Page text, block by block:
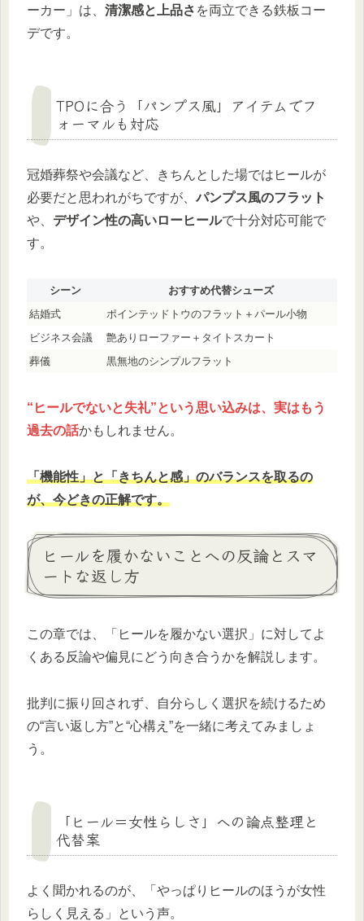
ーカー」は、 清潔感と上品さ を両立できる鉄板コー
デです。
TPOに合う「パンプス風」アイテムでフ
ォーマルも対応
冠婚葬祭や会議など、きちんとした場ではヒールが
必要だと思われがちですが、 パンプス風のフラット
や、 デザイン性の高いローヒールで十分対応可能で
す。
シーン
おすすめ代替シューズ
結婚式
ポインテッドトウのフラット＋パール小物
ビジネス会議
艶ありローファー＋タイトスカート
葬儀
黒無地のシンプルフラット
“ヒールでないと失礼”という思い込みは、実はもう
過去の話かもしれません。
「機能性」と「きちんと感」のバランスを取るの
が、今どきの正解です。
ヒールを履かないことへの反論とスマ
ートな返し方
この章では、「ヒールを履かない選択」に対してよ
くある反論や偏見にどう向き合うかを解説します。
批判に振り回されず、自分らしく選択を続けるため
の“言い返し方”と“心構え”を一緒に考えてみましょ
う。
「ヒール＝女性らしさ」への論点整理と
代替案
よく聞かれるのが、「やっぱりヒールのほうが女性
らしく見える」という声。